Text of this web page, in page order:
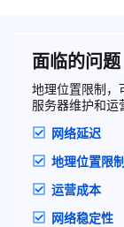
面临的问题
地理位置限制，
服务器维护和运
网络延迟
地理位置限制
运营成本
网络稳定性